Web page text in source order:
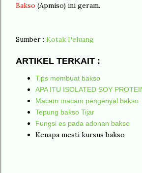
Bakso (Apmiso) ini geram.
Sumber : Kotak Peluang
ARTIKEL TERKAIT :
Tips membuat bakso
APA ITU ISOLATED SOY
Macam macam pengenyal bakso
Tepung bakso Tijar
Fungsi es pada adonan bakso
Kenapa mesti kursus bakso